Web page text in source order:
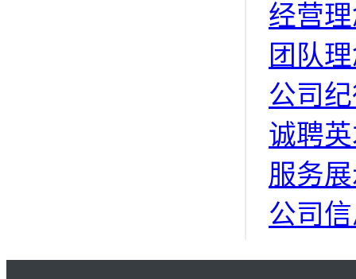
经营
团队
公司
诚聘
服务
公司